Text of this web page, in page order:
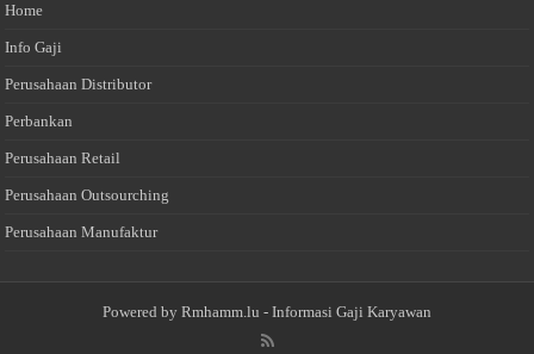
Home
Info Gaji
Perusahaan Distributor
Perbankan
Perusahaan Retail
Perusahaan Outsourching
Perusahaan Manufaktur
Powered by Rmhamm.lu - Informasi Gaji Karyawan